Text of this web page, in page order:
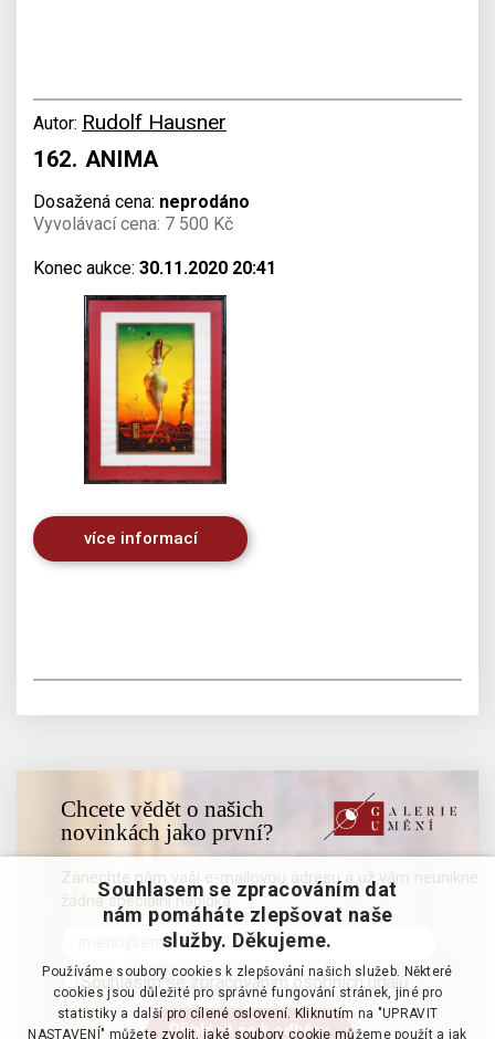
Autor: Rudolf Hausner
162. ANIMA
Dosažená cena: neprodáno
Vyvolávací cena: 7 500 Kč
Konec aukce: 30.11.2020 20:41
více informací
Chcete vědět o našich
novinkách jako první?
Zanechte nám vaši e-mailovou adresu a už vám neunikne
žádná speciální nabídka
Souhlasím se zpracováním osobních údajů
Souhlasem se zpracováním dat
nám pomáháte zlepšovat naše
služby. Děkujeme.
Používáme soubory cookies k zlepšování našich služeb. Některé
cookies jsou důležité pro správné fungování stránek, jiné pro
statistiky a další pro cílené oslovení. Kliknutím na "UPRAVIT
NASTAVENÍ" můžete zvolit, jaké soubory cookie můžeme použít a jak